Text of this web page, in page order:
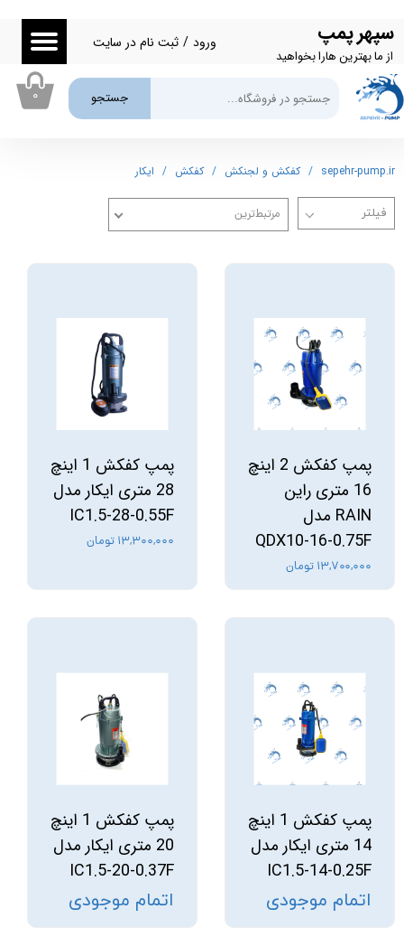
سپهر پمپ
از ما بهترین هارا بخواهید
جستجو
ورود / ثبت نام در سایت
حساب کاربری من
تغییر گذر واژه
سفارشات
خروج از حساب کاربری
۰
sepehr-pump.ir کفکش و لجنکش کفکش ایکار
مرتبط‌ترین
پمپ کفکش 2 اینچ
16 متری راین
RAIN مدل
QDX10-16-0.75F
۱۳,۷۰۰,۰۰۰ تومان
پمپ کفکش 1 اینچ
28 متری ایکار مدل
IC1.5-28-0.55F
۱۳,۳۰۰,۰۰۰ تومان
پمپ کفکش 1 اینچ
14 متری ایکار مدل
IC1.5-14-0.25F
اتمام موجودی
پمپ کفکش 1 اینچ
20 متری ایکار مدل
IC1.5-20-0.37F
اتمام موجودی